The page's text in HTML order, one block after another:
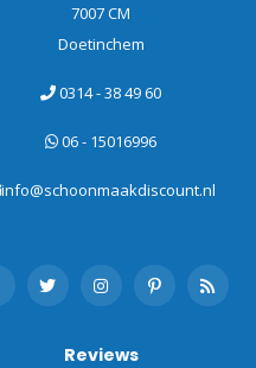
7007 CM
Doetinchem
0314 - 38 49 60
06 - 15016996
info@schoonmaakdiscount.nl
Reviews